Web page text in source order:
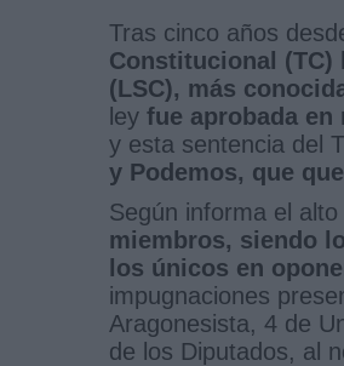
Tras cinco años
Constitucional (TC)
(LSC), más
ley fue aprobada en
y esta sentencia del
y Podemos, que
Según informa el alto
miembros, siendo
los únicos en
impugnaciones
Aragonesista, 4 de
de los Diputados, al